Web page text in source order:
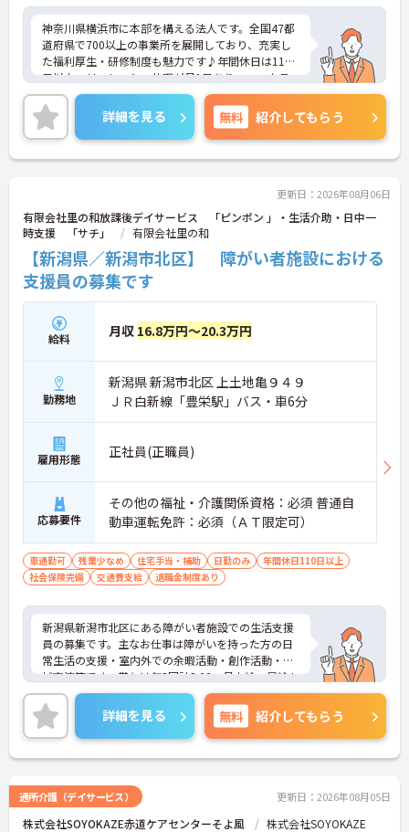
神奈川県横浜市に本部を構える法人です。全国47都
道府県で700以上の事業所を展開しており、充実し
た福利厚生・研修制度も魅力です♪年間休日は110
日以上、リフレッシュ休暇が月1日あり、ワークラ
イフバランスを重視される方にもおすすめです。ご
興味のある方には、面接対策ポイントなど、さらに
詳細をお話しいたしますのでお気軽にご相談くださ
い！
詳細を見る 無料 紹介してもらう
更新日：2026年08月06日
有限会社里の和放課後デイサービス 「ピンポン 」・生活介助・日中一
時支援 「サチ」
有限会社里の和
【新潟県／新潟市北区】 障がい者施設における
支援員の募集です
給料 月収 16.8万円～20.3万円
勤務地
新潟県 新潟市北区 上土地亀９４９
ＪＲ白新線「豊栄駅」バス・車6分
雇用形態 正社員(正職員)
応募要件
その他の福祉・介護関係資格：必須 普通自
動車運転免許：必須（ＡＴ限定可）
車通勤可 残業少なめ 住宅手当・補助 日勤のみ
年間休日110日以上
社会保険完備
交通費支給 退職金制度あり
新潟県新潟市北区にある障がい者施設での生活支援
員の募集です。主なお仕事は障がいを持った方の日
常生活の支援・室内外での余暇活動・創作活動・地
域交流等です。賞与は年3回計3.00ヶ月支給・昇給も
あるため日頃の頑張りをしっかりと評価して頂けま
す♪ご興味ある方には面接対策ポイントなど、さら
に詳しい詳細をお話いたしますのでお気軽にご相談
ください。
詳細を見る 無料 紹介してもらう
通所介護（デイサービス） 更新日：2026年08月05日
株式会社SOYOKAZE赤道ケアセンターそよ風 株式会社SOYOKAZE